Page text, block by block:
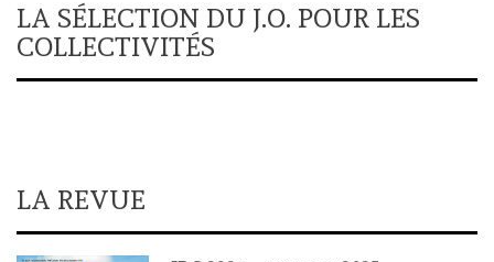
LA SÉLECTION DU J.O. POUR LES
COLLECTIVITÉS
LA REVUE